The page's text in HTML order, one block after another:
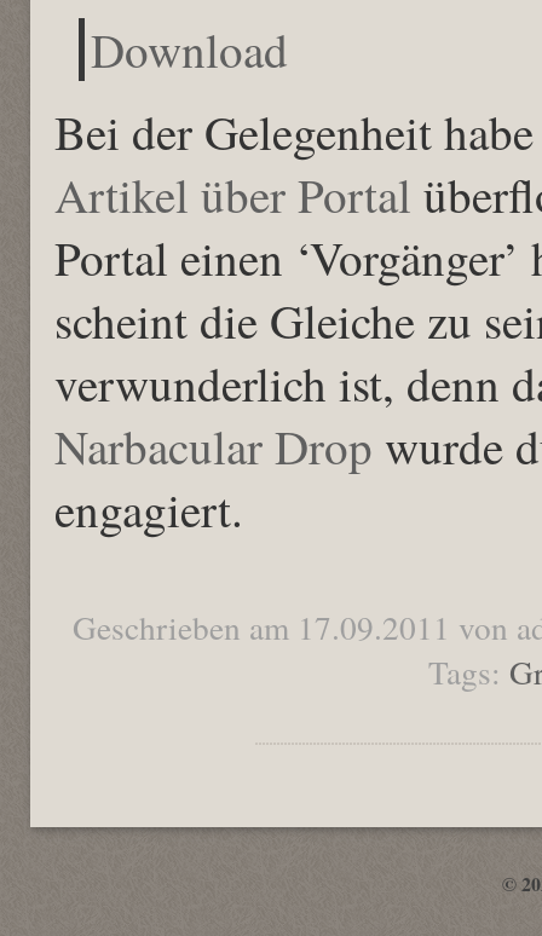
Download
Bei der Gelegenheit
Artikel über Portal
Portal einen
scheint die Gleiche zu
verwunderlich ist, denn
Narbacular Drop wurde
engagiert.
Geschrieben am 17.09.2011 von
Tags:
©